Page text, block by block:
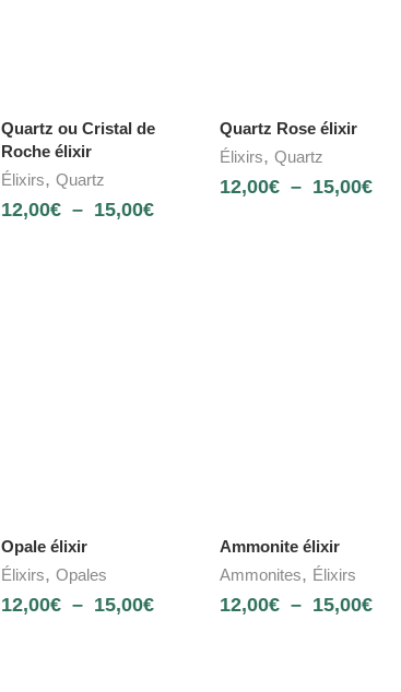
Quartz ou Cristal de
Roche élixir
Élixirs, Quartz
12,00€ – 15,00€
Quartz Rose élixir
Élixirs, Quartz
12,00€ – 15,00€
Opale élixir
Élixirs, Opales
12,00€ – 15,00€
Ammonite élixir
Ammonites, Élixirs
12,00€ – 15,00€